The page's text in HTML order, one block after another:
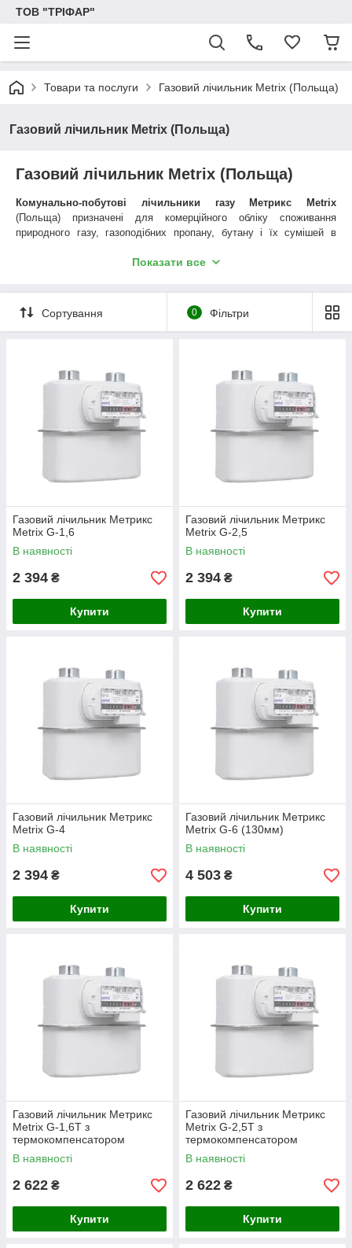
ТОВ "ТРІФАР"
Товари та послуги Газовий лічильник Metrix (Польща)
Газовий лічильник Metrix (Польща)
Газовий лічильник Metrix (Польща)
Комунально-побутові лічильники газу Метрикс Metrix
(Польща) призначені для комерційного обліку споживання
природного газу, газоподібних пропану, бутану і їх сумішей в
перевищують значень, зазначених в технічних параметрах.
гарантійний термін - 5 років
надзахищений рахунковий механізм - виключено будь-яке
втручання і підробка пломб
міжповірочний інтервал - 8 років.
Показати все
Сортування 0 Фільтри
Газовий лічильник Метрикс
Metrix G-1,6
В наявності
2 394 ₴
Купити
Газовий лічильник Метрикс
Metrix G-2,5
В наявності
2 394 ₴
Купити
Газовий лічильник Метрикс
Metrix G-4
В наявності
2 394 ₴
Купити
Газовий лічильник Метрикс
Metrix G-6 (130мм)
В наявності
4 503 ₴
Купити
Газовий лічильник Метрикс
Metrix G-1,6Т з
термокомпенсатором
В наявності
2 622 ₴
Купити
Газовий лічильник Метрикс
Metrix G-2,5Т з
термокомпенсатором
В наявності
2 622 ₴
Купити